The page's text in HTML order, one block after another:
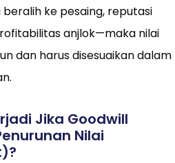
ke pesaing, reputasi
anjlok—maka nilai
dan harus disesuaikan dalam
Jika Goodwill
Nilai